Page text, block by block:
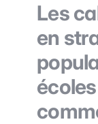
Les
en